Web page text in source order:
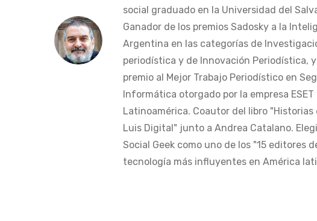
social graduado en la Universidad del
Ganador de los premios Sadosky a la
Argentina en las categorías de
periodística y de Innovación Periodística,
premio al Mejor Trabajo Periodístico en
Informática otorgado por la empresa ESET
Latinoamérica. Coautor del libro "Historias
Luis Digital" junto a Andrea Catalano.
Social Geek como uno de los "15 editores
tecnología más influyentes en América